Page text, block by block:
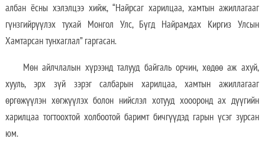
албан ёсны хэлэлцээ хийж, “Найрсаг харилцаа, хамтын ажиллагааг
гүнзгийрүүлэх тухай Монгол Улс, Бүгд Найрамдах Киргиз Улсын
Хамтарсан тунхаглал” гаргасан.
Мөн айлчлалын хүрээнд талууд байгаль орчин, хөдөө аж ахуй,
хууль, эрх зүй зэрэг салбарын харилцаа, хамтын ажиллагааг
өргөжүүлэн хөгжүүлэх болон нийслэл хотууд хоооронд ах дүүгийн
харилцаа тогтоохтой холбоотой баримт бичгүүдэд гарын үсэг зурсан
юм.